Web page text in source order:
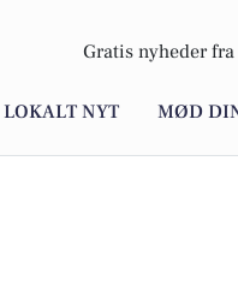
Gratis nyheder fra
LOKALT NYT MØD